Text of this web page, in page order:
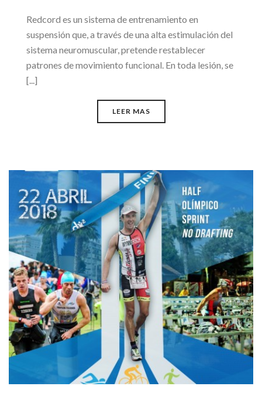
Redcord es un sistema de entrenamiento en
suspensión que, a través de una alta estimulación del
sistema neuromuscular, pretende restablecer
patrones de movimiento funcional. En toda lesión, se
[...]
LEER MAS